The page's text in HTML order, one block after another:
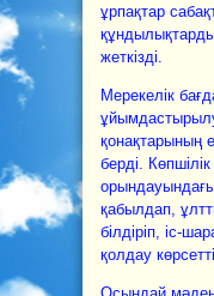
ұрпақтар
құндылықтарды
жеткізді.
Мерекелік
қонақтарының
берді.
қабылдап,
білдіріп, іс-
қолдау